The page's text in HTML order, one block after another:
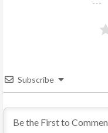
a
d
i
Subscribe